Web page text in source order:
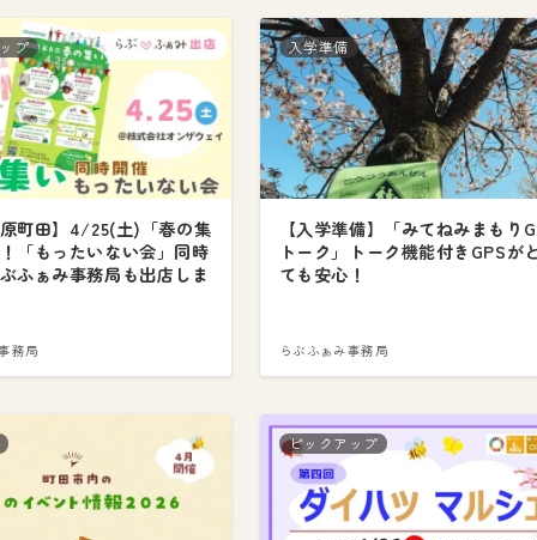
プ
町田】4/25(土)「春の集
「もったいない会」同時
ふぁみ事務局も出店しま
務局
入学準備
【入学準備】「みてねみまもり
トーク」トーク機能付きGPSが
ても安心！
らぶふぁみ事務局
ピックアップ